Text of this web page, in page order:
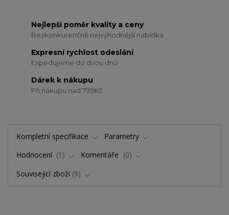
Nejlepší poměr kvality a ceny
Bezkonkurenčně nejvýhodnější nabídka
Expresní rychlost odeslání
Expedujeme do dvou dnů
Dárek k nákupu
Při nákupu nad 799Kč
Kompletní specifikace
Parametry
Hodnocení
1 Komentáře
0
Související zboží 9